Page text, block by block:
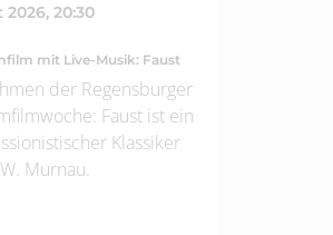
2026, 20:30
mit Live-Musik: Faust
der Regensburger
Faust ist ein
Klassiker
Murnau.